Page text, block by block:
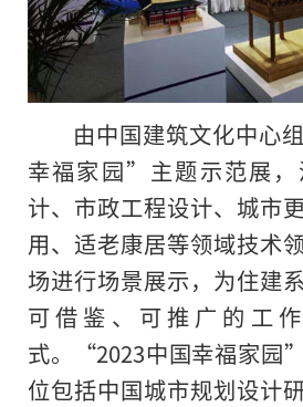
由中国建筑文化中心
幸福家园”主题示范展，
计、市政工程设计、城市
用、适老康居等领域技术
场进行场景展示，为住建
可借鉴、可推广的工
式。“2023中国幸福家园
位包括中国城市规划设计